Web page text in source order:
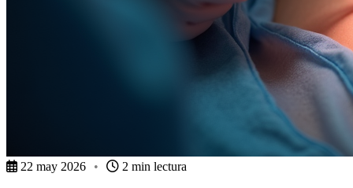
22 may 2026 • 2 min lectura